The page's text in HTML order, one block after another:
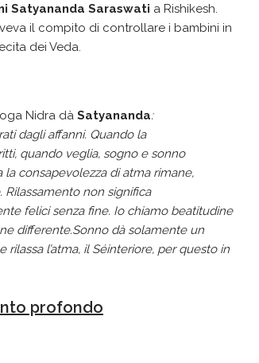
Satyananda Saraswati a Rishikesh.
il compito di controllare i bambini in
dei Veda.
Nidra dà Satyananda:
dagli affanni. Quando la
quando veglia, sogno e sonno
consapevolezza di atma rimane,
Rilassamento non significa
felici senza fine. Io chiamo beatitudine
differente.Sonno dà solamente un
l’atma, il Séinteriore, per questo in
profondo